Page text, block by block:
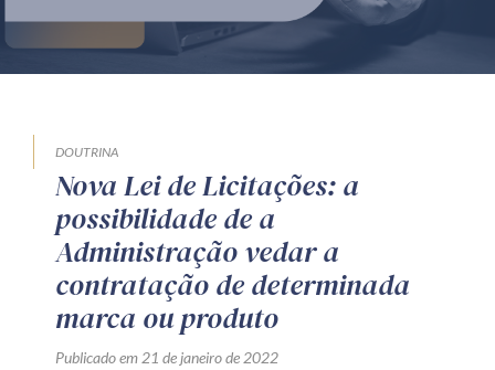
Produtos e serviços
Mentoria Zênite
Capacitação
Zênite Online
Eventos presenciais
DOUTRINA
Nova Lei de Licitações: a
possibilidade de a
Administração vedar a
contratação de determinada
marca ou produto
Publicado em 21 de janeiro de 2022